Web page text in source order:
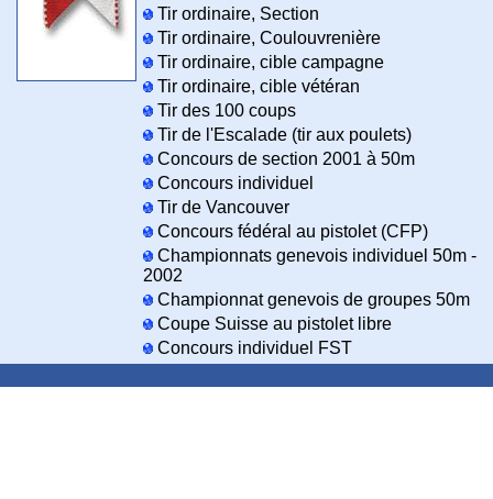
Tir ordinaire, Section
Tir ordinaire, Coulouvrenière
Tir ordinaire, cible campagne
Tir ordinaire, cible vétéran
Tir des 100 coups
Tir de l'Escalade (tir aux poulets)
Concours de section 2001 à 50m
Concours individuel
Tir de Vancouver
Concours fédéral au pistolet (CFP)
Championnats genevois individuel 50m -
2002
Championnat genevois de groupes 50m
Coupe Suisse au pistolet libre
Concours individuel FST